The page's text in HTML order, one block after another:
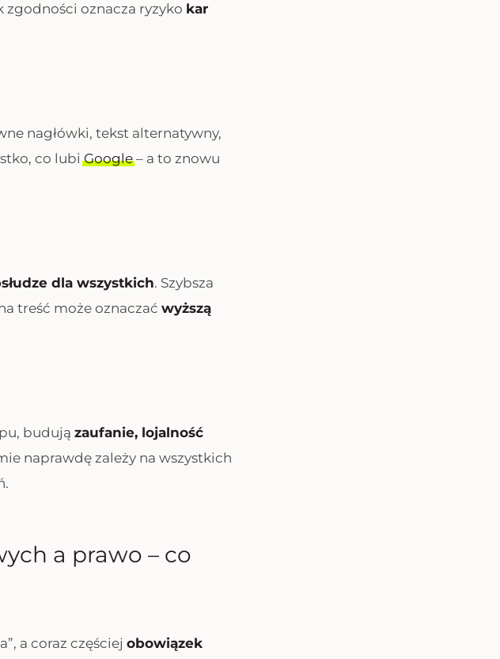
zgodności oznacza ryzyko kar
nagłówki, tekst alternatywny,
co lubiGoogle– a to znowu
dla wszystkich. Szybsza
treść może oznaczać wyższą
budują zaufanie, lojalność
naprawdę zależy na wszystkich
a prawo – co
a coraz częściej obowiązek